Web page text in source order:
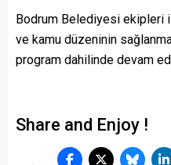
Bodrum Belediyesi ekipleri
ve kamu düzeninin
program dahilinde devam
Share and Enjoy !